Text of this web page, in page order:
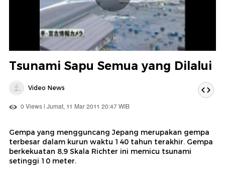
Memutarkan
Video
Tsunami Sapu Semua yang Dilalui
Video News
0 Views | Jumat, 11 Mar 2011 20:47 WIB
Gempa yang mengguncang Jepang merupakan gempa
terbesar dalam kurun waktu 140 tahun terakhir. Gempa
berkekuatan 8,9 Skala Richter ini memicu tsunami
setinggi 10 meter.